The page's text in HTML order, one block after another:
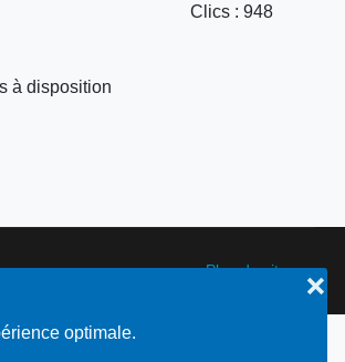
optimale.
❌
Clics: 948
à disposition
Plan du site